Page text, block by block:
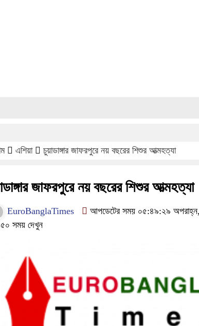
এশিয়া চুয়াডাঙ্গার জাফরপুরে নয় বছরের শিশুর আত্মহত্যা
জাফরপুরে নয় বছরের শিশুর আত্মহত্যা
EuroBanglaTimes
আপডেটের সময় ০৫:৪৯:২৯ অপরাহ্ন,
সময় দেখুন